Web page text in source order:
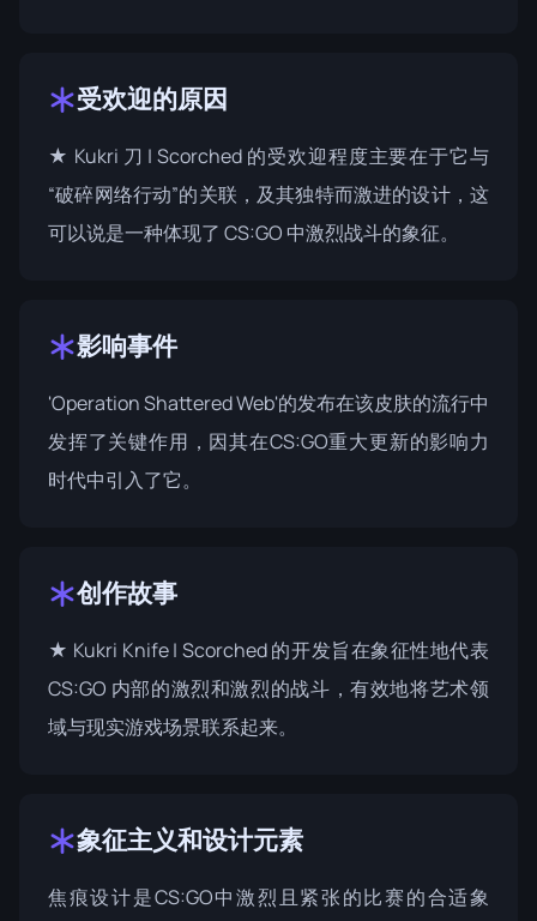
受欢迎的原因
★ Kukri 刀 | Scorched 的受欢迎程度主要在于它与
“破碎网络行动”的关联，及其独特而激进的设计，这
可以说是一种体现了 CS:GO 中激烈战斗的象征。
影响事件
'Operation Shattered Web'的发布在该皮肤的流行中
发挥了关键作用，因其在CS:GO重大更新的影响力
时代中引入了它。
创作故事
★ Kukri Knife | Scorched 的开发旨在象征性地代表
CS:GO 内部的激烈和激烈的战斗，有效地将艺术领
域与现实游戏场景联系起来。
象征主义和设计元素
焦痕设计是CS:GO中激烈且紧张的比赛的合适象